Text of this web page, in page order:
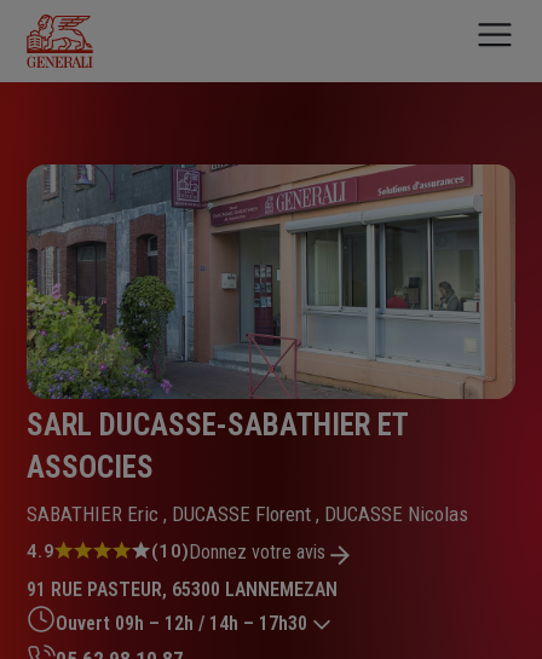
contenu
principal
SARL DUCASSE-SABATHIER ET
ASSOCIES
SABATHIER Eric , DUCASSE Florent , DUCASSE Nicolas
Note
4.9
sur
5
4.9 (10)Donnez votre avis
91 RUE PASTEUR, 65300 LANNEMEZAN
Ouvert 09h – 12h / 14h – 17h30